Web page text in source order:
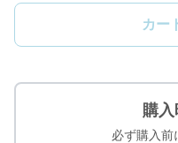
カー
購
必ず購入前